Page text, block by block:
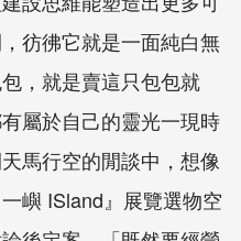
彷彿它就是一面純白無
，就是賣這只包包就
屬於自己的靈光一現時
馬行空的閒談中，想像
嶼 ISland』展覽選物空